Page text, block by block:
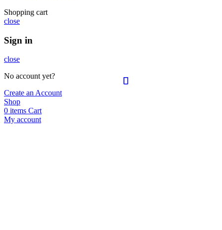
Shopping cart
close
Sign in
close
No account yet?
Create an Account
Shop
0 items Cart
My account